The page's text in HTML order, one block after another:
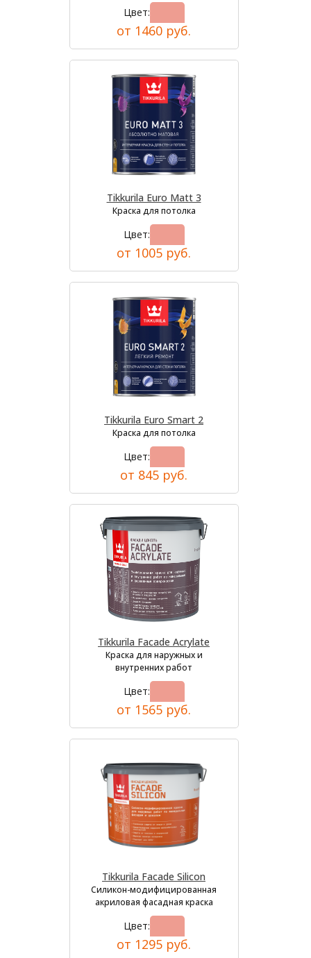
Цвет:
от 1460 руб.
Tikkurila Euro Matt 3
Краска для потолка
Цвет:
от 1005 руб.
Tikkurila Euro Smart 2
Краска для потолка
Цвет:
от 845 руб.
Tikkurila Facade Acrylate
Краска для наружных и
внутренних работ
Цвет:
от 1565 руб.
Tikkurila Facade Silicon
Силикон-модифицированная
акриловая фасадная краска
Цвет:
от 1295 руб.